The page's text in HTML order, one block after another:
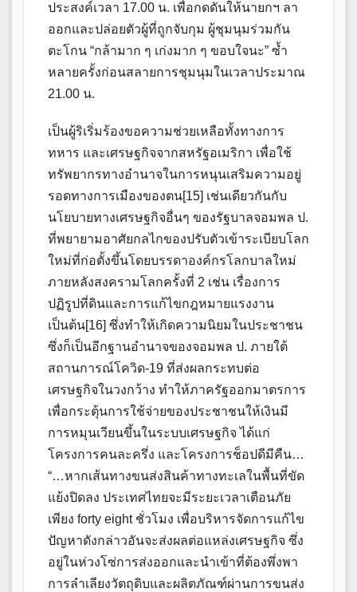
ประสงค์เวลา 17.00 น. เพื่อกดดันให้นายกฯ ลา
ออกและปล่อยตัวผู้ที่ถูกจับกุม ผู้ชุมนุมร่วมกัน
ตะโกน “กล้ามาก ๆ เก่งมาก ๆ ขอบใจนะ” ซ้ำ
หลายครั้งก่อนสลายการชุมนุมในเวลาประมาณ
21.00 น.
เป็นผู้ริเริ่มร้องขอความช่วยเหลือทั้งทางการ
ทหาร และเศรษฐกิจจากสหรัฐอเมริกา เพื่อใช้
ทรัพยากรทางอำนาจในการหนุนเสริมความอยู่
รอดทางการเมืองของตน[15] เช่นเดียวกันกับ
นโยบายทางเศรษฐกิจอื่นๆ ของรัฐบาลจอมพล ป.
ที่พยายามอาศัยกลไกของปรับตัวเข้าระเบียบโลก
ใหม่ที่ก่อตั้งขึ้นโดยบรรดาองค์กรโลกบาลใหม่
ภายหลังสงครามโลกครั้งที่ 2 เช่น เรื่องการ
ปฏิรูปที่ดินและการแก้ไขกฎหมายแรงงาน
เป็นต้น[16] ซึ่งทำให้เกิดความนิยมในประชาชน
ซึ่งก็เป็นอีกฐานอำนาจของจอมพล ป. ภายใต้
สถานการณ์โควิด-19 ที่ส่งผลกระทบต่อ
เศรษฐกิจในวงกว้าง ทำให้ภาครัฐออกมาตรการ
เพื่อกระตุ้นการใช้จ่ายของประชาชนให้เงินมี
การหมุนเวียนขึ้นในระบบเศรษฐกิจ ได้แก่
โครงการคนละครึ่ง และโครงการช็อปดีมีคืน…
“…หากเส้นทางขนส่งสินค้าทางทะเลในพื้นที่ขัด
แย้งปิดลง ประเทศไทยจะมีระยะเวลาเตือนภัย
เพียง forty eight ชั่วโมง เพื่อบริหารจัดการแก้ไข
ปัญหาดังกล่าวอันจะส่งผลต่อแหล่งเศรษฐกิจ ซึ่ง
อยู่ในห่วงโซ่การส่งออกและนำเข้าที่ต้องพึ่งพา
การลำเลียงวัตถุดิบและผลิตภัณฑ์ผ่านการขนส่ง